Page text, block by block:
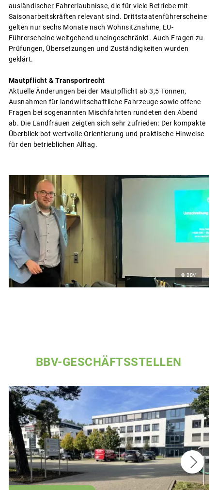
ausländischer Fahrerlaubnisse, die für viele Betriebe mit
Saisonarbeitskräften relevant sind. Drittstaatenführerscheine
gelten nur sechs Monate nach Wohnsitznahme, EU-
Führerscheine weitgehend uneingeschränkt. Auch Fragen zu
Prüfungen, Übersetzungen und Zuständigkeiten wurden
geklärt.
Mautpflicht & Transportrecht
Aktuelle Änderungen bei der Mautpflicht ab 3,5 Tonnen,
Ausnahmen für landwirtschaftliche Fahrzeuge sowie offene
Fragen bei sogenannten Mischfahrten rundeten den Abend
ab. Die Landfrauen zeigten sich sehr zufrieden: Der kompakte
Überblick bot wertvolle Orientierung und praktische Hinweise
für den betrieblichen Alltag.
© BBV
BBV-GESCHÄFTSSTELLEN